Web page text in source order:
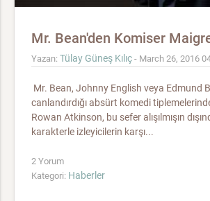
Mr. Bean'den Komiser
Yazan: Tülay Güneş Kılıç - March 26, 2016
Mr. Bean, Johnny English veya Edmund
canlandırdığı absürt komedi
Rowan Atkinson, bu sefer alışılmışın
karakterle izleyicilerin karşı...
2 Yorum
Kategori: Haberler